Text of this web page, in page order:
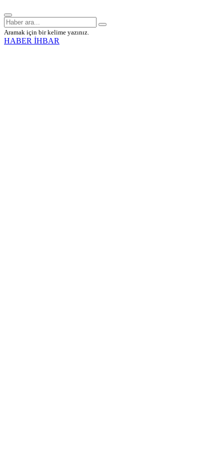
Aramak için bir kelime yazınız.
HABER İHBAR